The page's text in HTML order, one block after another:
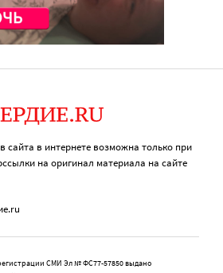
сайта в интернете возможна только при
на оригинал материала на сайте
СМИ Эл № ФС77-57850 выдано